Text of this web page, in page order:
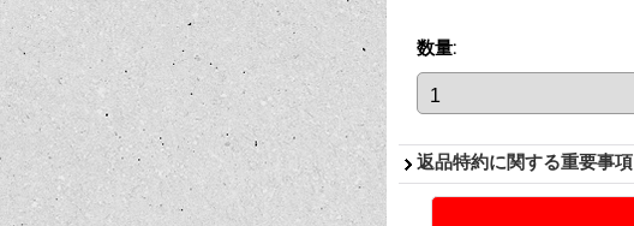
数量:
返品特約に関する重要事項